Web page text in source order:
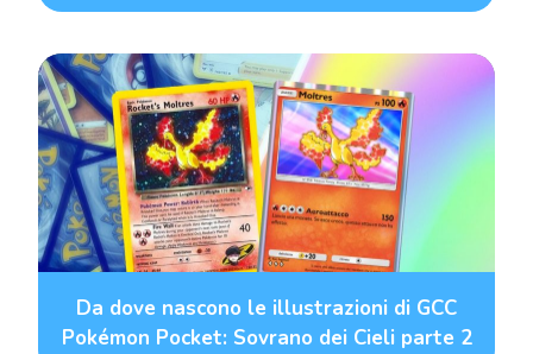
Da dove nascono le illustrazioni di GCC
Pokémon Pocket: Sovrano dei Cieli parte 2